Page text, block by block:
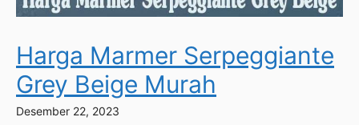
Harga Marmer Serpeggiante
Grey Beige Murah
Desember 22, 2023